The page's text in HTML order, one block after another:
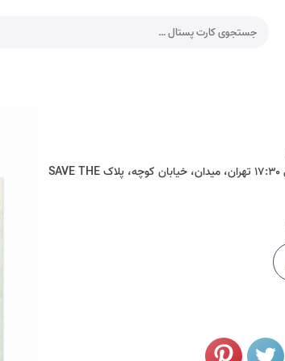
جشن حنابندان نام عروس نام داماد از ساعت ۱۵ الی ۱۷:۳۰ تهران، میدان، خیابان کوچه، پلاک SAVE THE